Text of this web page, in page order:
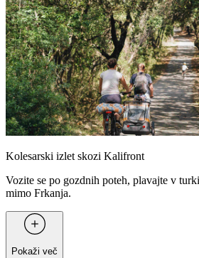
Kolesarski izlet skozi Kalifront
Vozite se po gozdnih poteh, plavajte v
mimo Frkanja.
Pokaži več